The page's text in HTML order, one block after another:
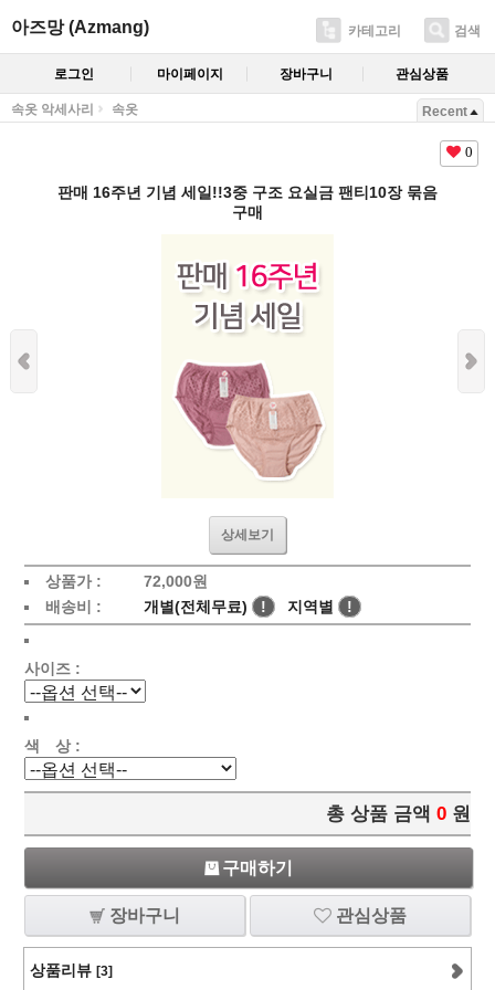
아즈망 (Azmang) 카테고리 검색
로그인 마이페이지 장바구니 관심상품
속옷 악세사리 속옷 Recent
0
판매 16주년 기념 세일!!3중 구조 요실금 팬티10장 묶음
구매
상세보기
상품가 : 72,000원
배송비 :
개별(전체무료) ! 지역별 !
사이즈 :
색 상 :
총 상품 금액 0 원
구매하기
장바구니 관심상품
상품리뷰 [3]